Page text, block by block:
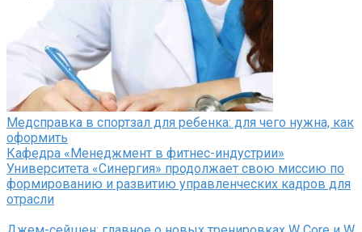
Медсправка в спортзал для ребенка: для чего нужна, как
оформить
Кафедра «Менеджмент в фитнес-индустрии»
Университета «Синергия» продолжает свою миссию по
формированию и развитию управленческих кадров для
отрасли